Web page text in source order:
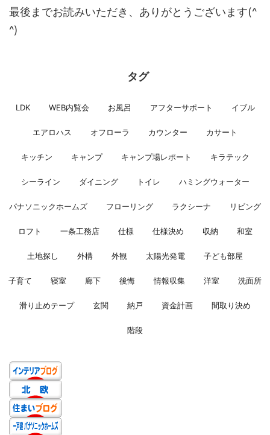
最後までお読みいただき、ありがとうございます(^
^)
タグ
LDK WEB内覧会 お風呂 アフターサポート イブル
エアロハス オフローラ カウンター カサート
キッチン キャンプ キャンプ場レポート キラテック
シーライン ダイニング トイレ ハミングウォーター
パナソニックホームズ フローリング ラクシーナ リビング
ロフト 一条工務店 仕様 仕様決め 収納 和室
土地探し 外構 外観 太陽光発電 子ども部屋
子育て 寝室 廊下 後悔 情報収集 洋室 洗面所
滑り止めテープ 玄関 納戸 資金計画 間取り決め
階段